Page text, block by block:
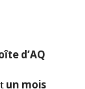
d’AQ
un mois